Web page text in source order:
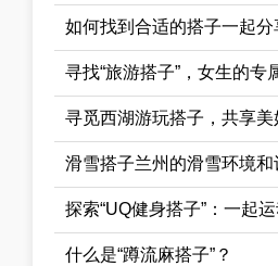
如何找到合适的搭子一起分
寻找“旅游搭子”，女生的专
寻觅西湖游玩搭子，共享美
滑雪搭子兰州的滑雪环境
探索“UQ健身搭子”：一起
什么是“蹲流麻搭子”？